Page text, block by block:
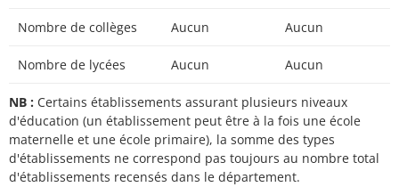
Nombre de collèges Aucun Aucun
Nombre de lycées Aucun Aucun
NB : Certains établissements assurant plusieurs niveaux
d'éducation (un établissement peut être à la fois une école
maternelle et une école primaire), la somme des types
d'établissements ne correspond pas toujours au nombre total
d'établissements recensés dans le département.